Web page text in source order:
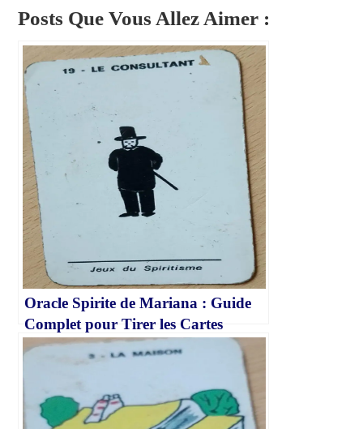
Posts Que Vous Allez Aimer :
Oracle Spirite de Mariana : Guide
Complet pour Tirer les Cartes